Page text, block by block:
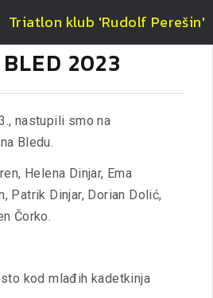
Triatlon klub 'Rudolf Perešin'
2023
nastupili smo na
Bledu.
Helena Dinjar, Ema
Patrik Dinjar, Dorian Dolić,
Čorko.
kod mlađih kadetkinja